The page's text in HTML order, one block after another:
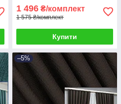
1 496 ₴/комплект
1 575 ₴/комплект
Купити
–5%